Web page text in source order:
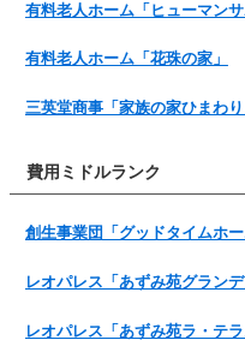
有料老人ホーム「ヒューマンサ
有料老人ホーム「花珠の家」
三英堂商事「家族の家ひまわり
費用ミドルランク
創生事業団「グッドタイムホー
レオパレス「あずみ苑グランデ
レオパレス「あずみ苑ラ・テラ